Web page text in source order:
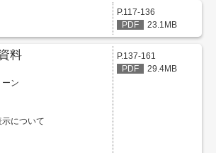
ン事業
ーポリシー サイトマップ
P.117-136
23.1MB
料
ン
について
P.137-161
29.4MB